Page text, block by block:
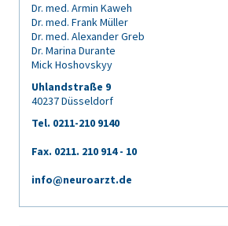
Dr. med. Armin Kaweh
Dr. med. Frank Müller
Dr. med. Alexander Greb
Dr. Marina Durante
Mick Hoshovskyy
Uhlandstraße 9
40237 Düsseldorf
Tel. 0211-210 9140
Fax. 0211. 210 914 - 10
info@neuroarzt.de